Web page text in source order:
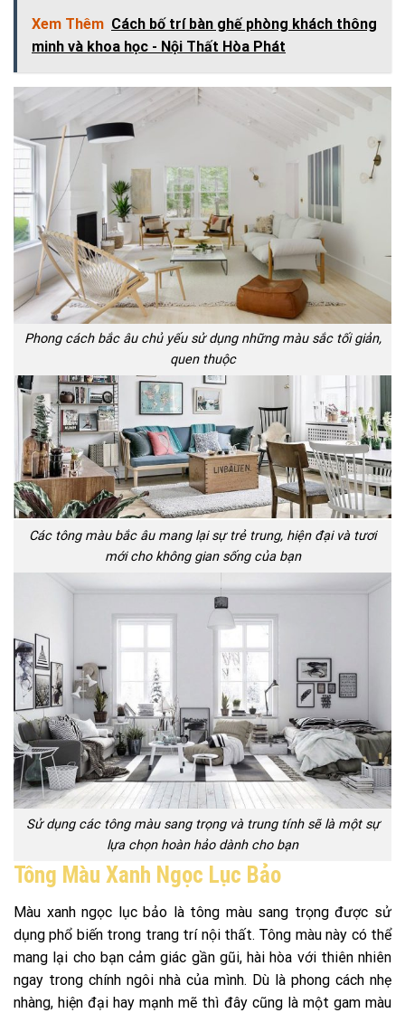
Xem Thêm Cách bố trí bàn ghế phòng khách thông
minh và khoa học - Nội Thất Hòa Phát
Phong cách bắc âu chủ yếu sử dụng những màu sắc tối giản,
quen thuộc
Các tông màu bắc âu mang lại sự trẻ trung, hiện đại và tươi
mới cho không gian sống của bạn
Sử dụng các tông màu sang trọng và trung tính sẽ là một sự
lựa chọn hoàn hảo dành cho bạn
Tông Màu Xanh Ngọc Lục Bảo
Màu xanh ngọc lục bảo là tông màu sang trọng được sử
dụng phổ biến trong trang trí nội thất. Tông màu này có thể
mang lại cho bạn cảm giác gần gũi, hài hòa với thiên nhiên
ngay trong chính ngôi nhà của mình. Dù là phong cách nhẹ
nhàng, hiện đại hay mạnh mẽ thì đây cũng là một gam màu